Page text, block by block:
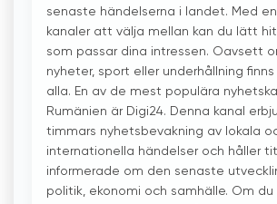
senaste händelserna i landet. Med
kanaler att välja mellan kan du lätt
som passar dina intressen. Oavsett
nyheter, sport eller underhållning
alla. En av de mest populära
Rumänien är Digi24. Denna kanal
timmars nyhetsbevakning av lokala
internationella händelser och håller
informerade om den senaste
politik, ekonomi och samhälle. Om du